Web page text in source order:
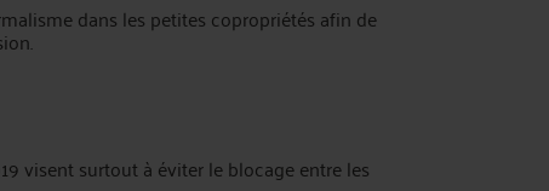
dans les petites copropriétés afin de
visent surtout à éviter le blocage entre les